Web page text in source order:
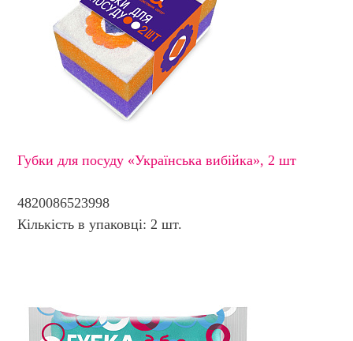
Губки для посуду «Українська вибійка», 2 шт
4820086523998
Кількість в упаковці: 2 шт.